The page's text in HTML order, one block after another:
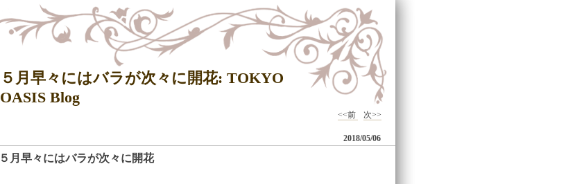
５月早々にはバラが次々に開花: TOKYO
OASIS Blog
<<前 次>>
５月早々にはバラが次々に開花―
2018/05/06